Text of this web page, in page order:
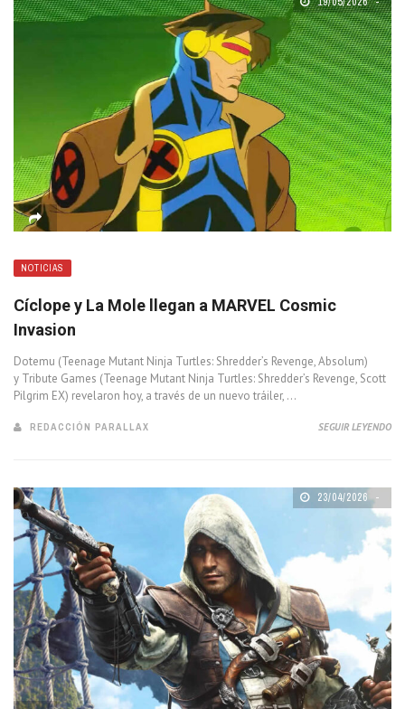
NOTICIAS
Cíclope y La Mole llegan a MARVEL Cosmic
Invasion
Dotemu (Teenage Mutant Ninja Turtles: Shredder’s Revenge, Absolum)
y Tribute Games (Teenage Mutant Ninja Turtles: Shredder’s Revenge, Scott
Pilgrim EX) revelaron hoy, a través de un nuevo tráiler, ...
REDACCIÓN PARALLAX SEGUIR LEYENDO
23/04/2026